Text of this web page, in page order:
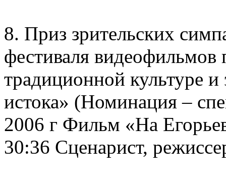
8. Приз зрительских
фестиваля видеофильмов
традиционной культуре
истока» (Номинация –
2006 г Фильм «На
30:36 Сценарист,